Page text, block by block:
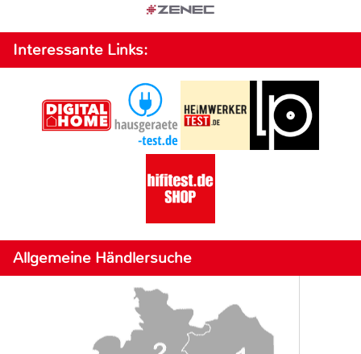
Interessante Links:
Allgemeine Händlersuche